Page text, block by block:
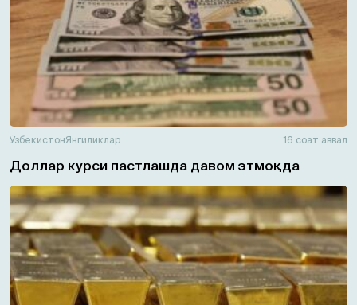
ЎзбекистонЯнгиликлар 16 соат аввал
Доллар курси пастлашда давом этмоқда